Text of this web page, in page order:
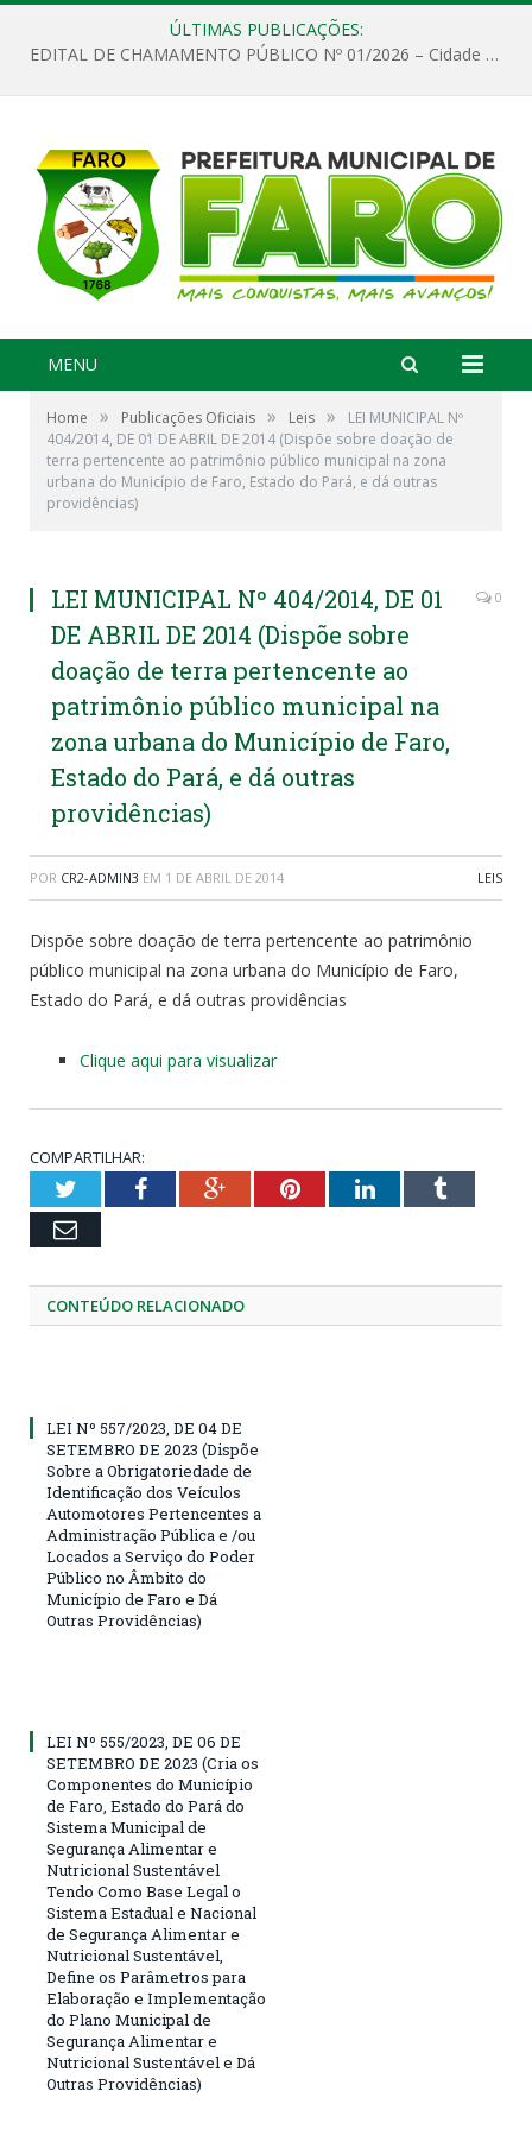
ÚLTIMAS PUBLICAÇÕES:
EDITAL DE CHAMAMENTO PÚBLICO Nº 01/2026 – Cidade de Faro
MENU
Home » Publicações Oficiais » Leis »
LEI MUNICIPAL Nº
404/2014, DE 01 DE ABRIL DE 2014 (Dispõe sobre doação de
terra pertencente ao patrimônio público municipal na zona
urbana do Município de Faro, Estado do Pará, e dá outras
providências)
LEI MUNICIPAL Nº 404/2014, DE 01
DE ABRIL DE 2014 (Dispõe sobre
doação de terra pertencente ao
patrimônio público municipal na
zona urbana do Município de Faro,
Estado do Pará, e dá outras
providências)
0
POR CR2-ADMIN3 EM 1 DE ABRIL DE 2014 LEIS
Dispõe sobre doação de terra pertencente ao patrimônio
público municipal na zona urbana do Município de Faro,
Estado do Pará, e dá outras providências
Clique aqui para visualizar
COMPARTILHAR:
TwitterFacebookGoogle+PinterestLinkedInTumblr
Email
CONTEÚDO RELACIONADO
LEI Nº 557/2023, DE 04 DE
SETEMBRO DE 2023 (Dispõe
Sobre a Obrigatoriedade de
Identificação dos Veículos
Automotores Pertencentes a
Administração Pública e /ou
Locados a Serviço do Poder
Público no Âmbito do
Município de Faro e Dá
Outras Providências)
LEI Nº 555/2023, DE 06 DE
SETEMBRO DE 2023 (Cria os
Componentes do Município
de Faro, Estado do Pará do
Sistema Municipal de
Segurança Alimentar e
Nutricional Sustentável
Tendo Como Base Legal o
Sistema Estadual e Nacional
de Segurança Alimentar e
Nutricional Sustentável,
Define os Parâmetros para
Elaboração e Implementação
do Plano Municipal de
Segurança Alimentar e
Nutricional Sustentável e Dá
Outras Providências)